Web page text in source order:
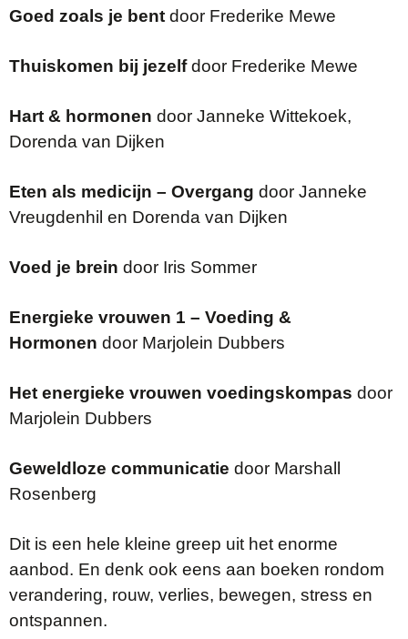
Goed zoals je bent door Frederike Mewe
Thuiskomen bij jezelfdoor Frederike Mewe
Hart & hormonen door Janneke Wittekoek,
Dorenda van Dijken
Eten als medicijn – Overgang door Janneke
Vreugdenhil en Dorenda van Dijken
Voed je brein door Iris Sommer
Energieke vrouwen 1 – Voeding &
Hormonen door Marjolein Dubbers
Het energieke vrouwen voedingskompas door
Marjolein Dubbers
Geweldloze communicatie door Marshall
Rosenberg
Dit is een hele kleine greep uit het enorme
aanbod. En denk ook eens aan boeken rondom
verandering, rouw, verlies, bewegen, stress en
ontspannen.